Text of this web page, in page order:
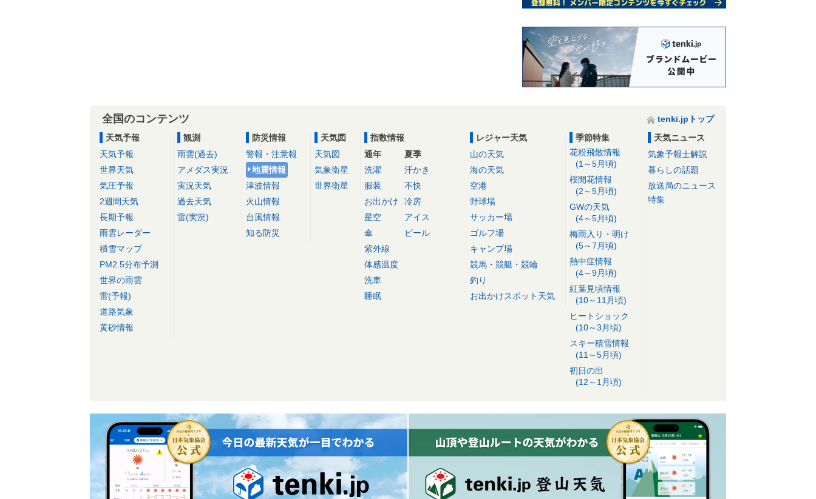
全国のコンテンツ
tenki.jpトップ
天気予報
天気予報
世界天気
気圧予報
2週間天気
長期予報
雨雲レーダー
積雪マップ
PM2.5分布予測
世界の雨雲
雷(予報)
道路気象
黄砂情報
観測
雨雲(過去)
アメダス実況
実況天気
過去天気
雷(実況)
防災情報
警報・注意報
地震情報
津波情報
火山情報
台風情報
知る防災
天気図
天気図
気象衛星
世界衛星
指数情報
通年
洗濯
服装
お出かけ
星空
傘
紫外線
体感温度
洗車
睡眠
夏季
汗かき
不快
冷房
アイス
ビール
レジャー天気
山の天気
海の天気
空港
野球場
サッカー場
ゴルフ場
キャンプ場
競馬・競艇・競輪
釣り
お出かけスポット天気
季節特集
花粉飛散情報
(1～5月頃)
桜開花情報
(2～5月頃)
GWの天気
(4～5月頃)
梅雨入り・明け
(5～7月頃)
熱中症情報
(4～9月頃)
紅葉見頃情報
(10～11月頃)
ヒートショック
(10～3月頃)
スキー積雪情報
(11～5月頃)
初日の出
(12～1月頃)
天気ニュース
気象予報士解説
暮らしの話題
放送局のニュース
特集